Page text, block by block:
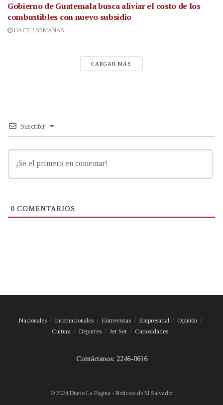
Gobierno de Guatemala busca aliviar el costo de los
combustibles con nuevo subsidio
HACE 2 SEMANAS
CARGAR MÁS
Suscribir
0 COMENTARIOS
Nacionales Internacionales Entrevistas Empresarial
Opinión
Cultura
Deportes Jet Set Curiosidades
Contáctanos: 2246-0616
© 2024 Diario La Página - Noticias de El Salvador